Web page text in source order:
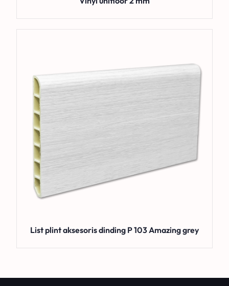
List plint aksesoris dinding P 103 Amazing grey